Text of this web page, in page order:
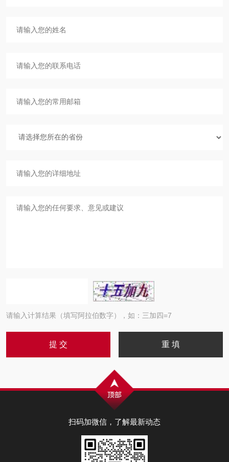
请输入计算结果（填写阿拉伯数字），如：三加四=7
扫码加微信，了解最新动态